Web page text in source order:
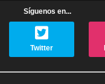
Síguenos en...
Twitter